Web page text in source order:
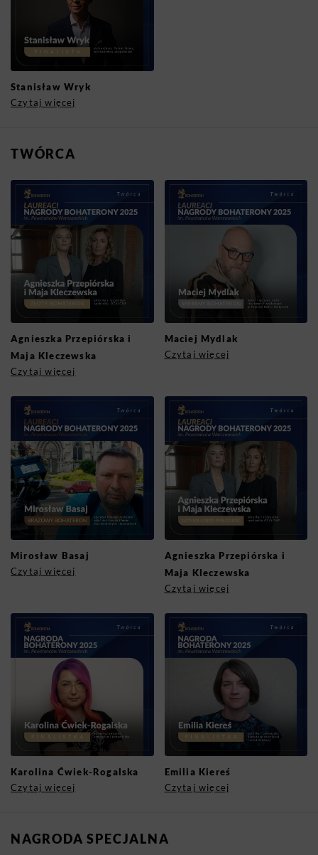
Stanisław Wryk
Czytaj więcej
TWÓRCA
Agnieszka Przepiórska i
Maja Kleczewska
Czytaj więcej
Maciej Mydlak
Czytaj więcej
Mirosław Basaj
Czytaj więcej
Agnieszka Przepiórska i
Maja Kleczewska
Czytaj więcej
Karolina Ćwiek-Rogalska
Czytaj więcej
Emilia Kiereś
Czytaj więcej
NAGRODA SPECJALNA